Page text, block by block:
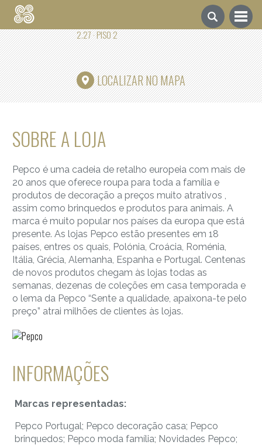
2.27 · PISO 2
LOCALIZAR NO MAPA
INFORMAÇÕES
Marcas representadas:
Pepco Portugal; Pepco decoração casa; Pepco
brinquedos; Pepco moda família; Novidades Pepco;
SOBRE A LOJA
Pepco é uma cadeia de retalho europeia com mais de
20 anos que oferece roupa para toda a família e
produtos de decoração a preços muito atrativos ,
assim como brinquedos e produtos para animais. A
marca é muito popular nos países da europa que está
presente. As lojas Pepco estão presentes em 18
países, entres os quais, Polónia, Croácia, Roménia,
Itália, Grécia, Alemanha, Espanha e Portugal. Centenas
de novos produtos chegam às lojas todas as
semanas, dezenas de coleções em casa temporada e
o lema da Pepco “Sente a qualidade, apaixona-te pelo
preço” atrai milhões de clientes às lojas.